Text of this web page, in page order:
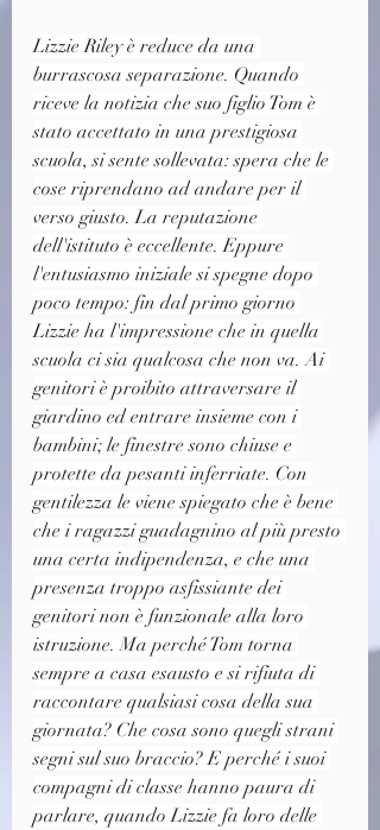
Lizzie Riley è reduce da una
burrascosa separazione. Quando
riceve la notizia che suo figlio Tom è
stato accettato in una prestigiosa
scuola, si sente sollevata: spera che le
cose riprendano ad andare per il
verso giusto. La reputazione
dell'istituto è eccellente. Eppure
l'entusiasmo iniziale si spegne dopo
poco tempo: fin dal primo giorno
Lizzie ha l'impressione che in quella
scuola ci sia qualcosa che non va. Ai
genitori è proibito attraversare il
giardino ed entrare insieme con i
bambini; le finestre sono chiuse e
protette da pesanti inferriate. Con
gentilezza le viene spiegato che è bene
che i ragazzi guadagnino al più presto
una certa indipendenza, e che una
presenza troppo asfissiante dei
genitori non è funzionale alla loro
istruzione. Ma perché Tom torna
sempre a casa esausto e si rifiuta di
raccontare qualsiasi cosa della sua
giornata? Che cosa sono quegli strani
segni sul suo braccio? E perché i suoi
compagni di classe hanno paura di
parlare, quando Lizzie fa loro delle